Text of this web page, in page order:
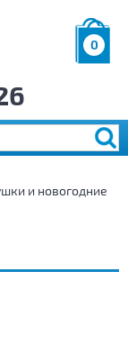
0
р.
и новогодние